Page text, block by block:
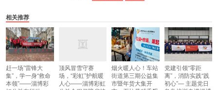
相关推荐
赶一场”雷锋大
集”，学一身“救命
本领”——淄博彩
顶风冒雪守赛
场，“彩虹”护航暖
人心——淄博彩虹
烟火暖人心！车站
街道第三期公益集
市暨年货大集开
党建引领“零距
离”，消防实践“践
初心”— 主题党日